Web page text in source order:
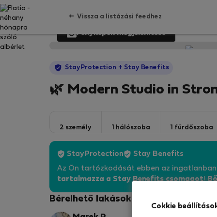
Vissza a listázási feedhez
Fényképek megjelenítése
StayProtection + Stay Benefits
🌿 Modern Studio in
2 személy 1 hálószoba 1 fürdőszoba
StayProtection Stay Benefits
Az Ön tartózkodását ebben az ingatlanban
tartalmazza a Stay Benefits csomagot!
Bérelhető lakások - Prága 6
Cokkie